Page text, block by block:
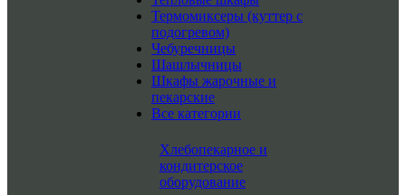
Термомиксеры (куттер с
подогревом)
Чебуречницы
Шашлычницы
Шкафы жарочные и
пекарские
Все категории
Хлебопекарное и
кондитерское
оборудование